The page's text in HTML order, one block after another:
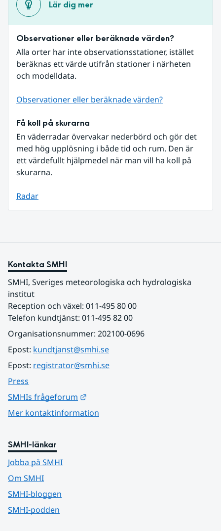
Lär dig mer
Observationer eller beräknade värden?
Alla orter har inte observationsstationer, istället
beräknas ett värde utifrån stationer i närheten
och modelldata.
Observationer eller beräknade värden?
Få koll på skurarna
En väderradar övervakar nederbörd och gör det
med hög upplösning i både tid och rum. Den är
ett värdefullt hjälpmedel när man vill ha koll på
skurarna.
Radar
Kontakta SMHI
SMHI, Sveriges meteorologiska och hydrologiska
institut
Reception och växel: 011-495 80 00
Telefon kundtjänst: 011-495 82 00
Organisationsnummer: 202100-0696
Epost: kundtjanst@smhi.se
Epost: registrator@smhi.se
Press
SMHIs frågeforum
Mer kontaktinformation
SMHI-länkar
Jobba på SMHI
Om SMHI
SMHI-bloggen
SMHI-podden